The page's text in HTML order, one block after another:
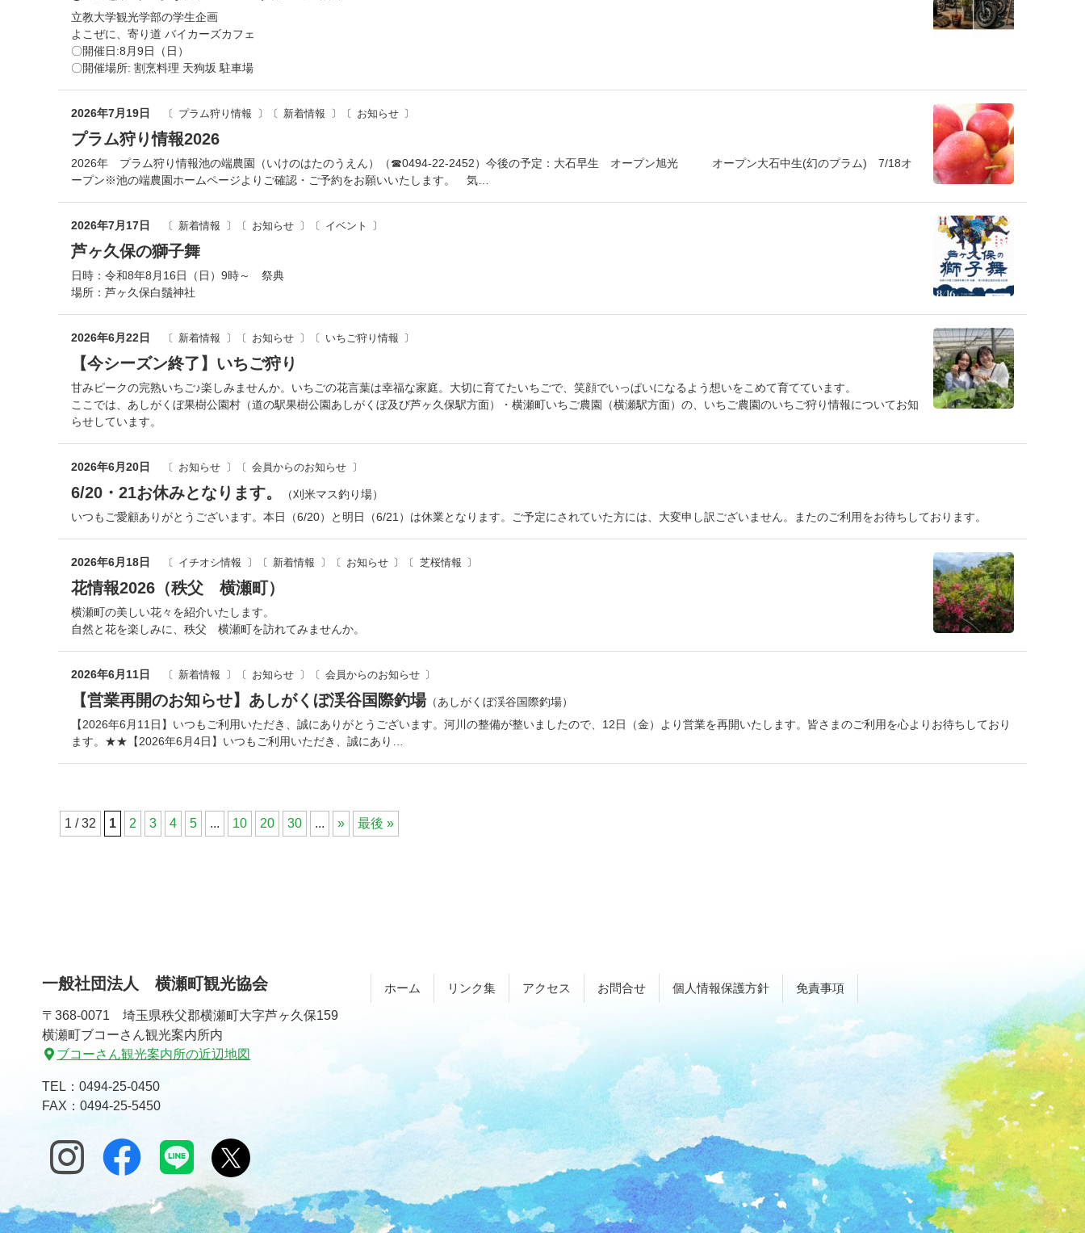
立教大学観光学部の学生企画
よこぜに、寄り道 バイカーズカフェ
〇開催日:8月9日（日）
〇開催場所: 割烹料理 天狗坂 駐車場
2026年7月19日 プラム狩り情報 新着情報 お知らせ
プラム狩り情報2026
2026年 プラム狩り情報池の端農園（いけのはたのうえん）（☎0494-22-2452）今後の予定：大石早生 オープン旭光 オープン大石中生(幻のプラム) 7/18オ
ープン※池の端農園ホームページよりご確認・ご予約をお願いいたします。 気…
2026年7月17日 新着情報 お知らせ イベント
芦ヶ久保の獅子舞
日時：令和8年8月16日（日）9時～ 祭典
場所：芦ヶ久保白鬚神社
2026年6月22日 新着情報 お知らせ いちご狩り情報
【今シーズン終了】いちご狩り
甘みピークの完熟いちご♪楽しみませんか。いちごの花言葉は幸福な家庭。大切に育てたいちごで、笑顔でいっぱいになるよう想いをこめて育てています。
ここでは、あしがくぼ果樹公園村（道の駅果樹公園あしがくぼ及び芦ヶ久保駅方面）・横瀬町いちご農園（横瀬駅方面）の、いちご農園のいちご狩り情報についてお知
らせしています。
2026年6月20日 お知らせ 会員からのお知らせ
6/20・21お休みとなります。
（刈米マス釣り場）
いつもご愛顧ありがとうございます。本日（6/20）と明日（6/21）は休業となります。ご予定にされていた方には、大変申し訳ございません。またのご利用をお待ちしております。
2026年6月18日 イチオシ情報 新着情報 お知らせ 芝桜情報
花情報2026（秩父 横瀬町）
横瀬町の美しい花々を紹介いたします。
自然と花を楽しみに、秩父 横瀬町を訪れてみませんか。
2026年6月11日 新着情報 お知らせ 会員からのお知らせ
【営業再開のお知らせ】あしがくぼ渓谷国際釣場（あしがくぼ渓谷国際釣場）
【2026年6月11日】いつもご利用いただき、誠にありがとうございます。河川の整備が整いましたので、12日（金）より営業を再開いたします。皆さまのご利用を心よりお待ちしており
ます。★★【2026年6月4日】いつもご利用いただき、誠にあり…
1 / 32 1 2 3 4 5 ... 10 20 30 ... »
最後 »
の
頭
へ
戻
る
戻
一般社団法人 横瀬町観光協会
〒368-0071 埼玉県秩父郡横瀬町大字芦ヶ久保159
横瀬町ブコーさん観光案内所内
ブコーさん観光案内所の近辺地図
TEL： 0494-25-0450
FAX：0494-25-5450
ホーム リンク集 アクセス お問合せ 個人情報保護方針 免責事項